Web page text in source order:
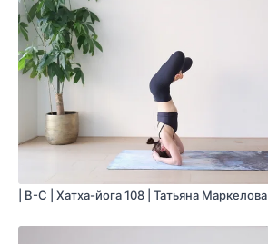
| B-С | Хатха-йога 108 | Татьяна Маркелова